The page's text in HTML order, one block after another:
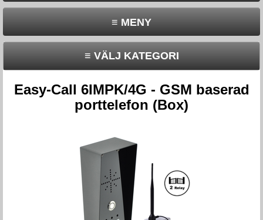
≡ MENY
≡ VÄLJ KATEGORI
Easy-Call 6IMPK/4G - GSM baserad
porttelefon (Box)